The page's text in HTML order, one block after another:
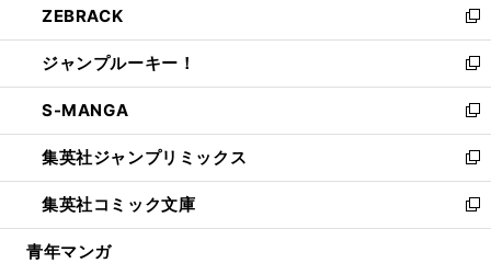
く
で
開
く
ド
ウ
で
開
く
ィ
ン
ド
ウ
で
開
く
い
ウ
ィ
ン
ド
ウ
で
開
く
ZEBRACK
新
し
い
ウ
ィ
ン
ド
ウ
で
開
ジャンプルーキー！
新
し
い
ウ
ィ
ン
ド
ウ
S-MANGA
新
し
い
ウ
ィ
ン
集英社ジャンプリミックス
新
し
い
ウ
集英社コミック文庫
新
し
青年マンガ